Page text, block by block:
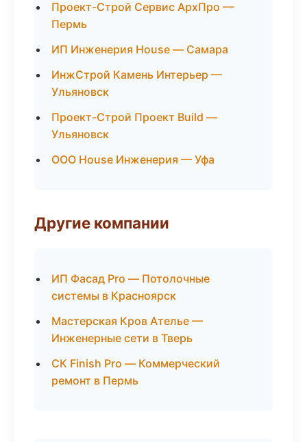
Проект-Строй Сервис АрхПро —
Пермь
ИП Инженерия House — Самара
ИнжСтрой Камень Интерьер —
Ульяновск
Проект-Строй Проект Build —
Ульяновск
ООО House Инженерия — Уфа
Другие компании
ИП Фасад Pro — Потолочные
системы в Красноярск
Мастерская Кров Ателье —
Инженерные сети в Тверь
СК Finish Pro — Коммерческий
ремонт в Пермь